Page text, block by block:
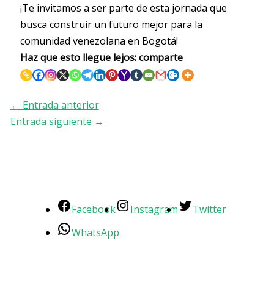
¡Te invitamos a ser parte de esta jornada que
busca construir un futuro mejor para la
comunidad venezolana en Bogotá!
Haz que esto llegue lejos: comparte
← Entrada anterior
Entrada siguiente →
Facebook Instagram
Twitter
WhatsApp